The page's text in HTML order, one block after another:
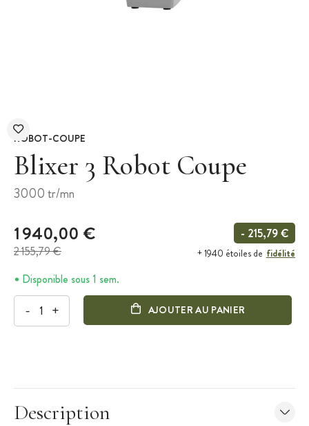
ROBOT-COUPE
Blixer 3 Robot Coupe
3000 tr/mn
1 940,00 €
2 155,79 €
- 215,79 €
+ 1940 étoiles de fidélité
Disponible sous 1 sem.
- + AJOUTER AU PANIER
Description